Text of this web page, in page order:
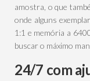
amostra, o que
onde alguns
1:1 e memória a
buscar o máximo
24/7 com